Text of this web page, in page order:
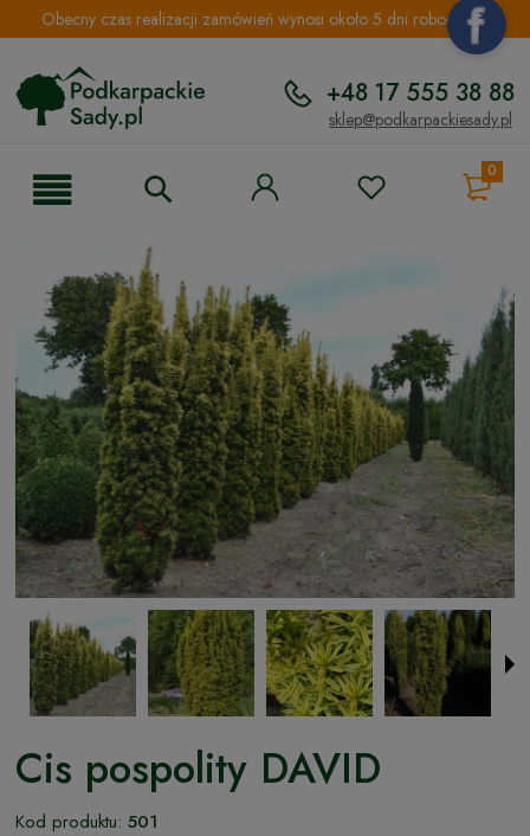
Obecny czas realizacji zamówień wynosi około 5 dni roboczych.
+48 17 555 38 88
sklep@podkarpackiesady.pl
0
Cis pospolity DAVID
Kod produktu: 501